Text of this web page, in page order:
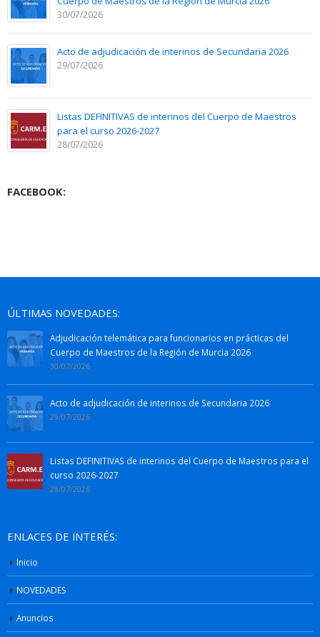
30/07/2026
Acto de adjudicación de interinos de Secundaria 2026
29/07/2026
Listas DEFINITIVAS de interinos del Cuerpo de Maestros
para el curso 2026-2027
28/07/2026
FACEBOOK:
ÚLTIMAS NOVEDADES:
Adjudicación telemática para funcionarios en prácticas del
Cuerpo de Maestros de la Región de Murcia 2026
30/07/2026
Acto de adjudicación de interinos de Secundaria 2026
29/07/2026
Listas DEFINITIVAS de interinos del Cuerpo de Maestros para el
curso 2026-2027
28/07/2026
ENLACES DE INTERÉS:
Inicio
NOVEDADES
Anuncios